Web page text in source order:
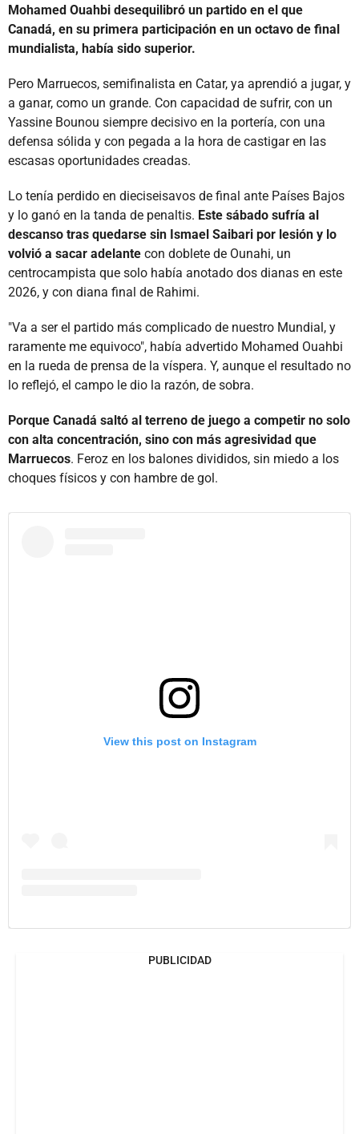
Mohamed Ouahbi desequilibró un partido en el que
Canadá, en su primera participación en un octavo de final
mundialista, había sido superior.
Pero Marruecos, semifinalista en Catar, ya aprendió a jugar, y
a ganar, como un grande. Con capacidad de sufrir, con un
Yassine Bounou siempre decisivo en la portería, con una
defensa sólida y con pegada a la hora de castigar en las
escasas oportunidades creadas.
Lo tenía perdido en dieciseisavos de final ante Países Bajos
y lo ganó en la tanda de penaltis. Este sábado sufría al
descanso tras quedarse sin Ismael Saibari por lesión y lo
volvió a sacar adelante con doblete de Ounahi, un
centrocampista que solo había anotado dos dianas en este
2026, y con diana final de Rahimi.
"Va a ser el partido más complicado de nuestro Mundial, y
raramente me equivoco", había advertido Mohamed Ouahbi
en la rueda de prensa de la víspera. Y, aunque el resultado no
lo reflejó, el campo le dio la razón, de sobra.
Porque Canadá saltó al terreno de juego a competir no solo
con alta concentración, sino con más agresividad que
Marruecos. Feroz en los balones divididos, sin miedo a los
choques físicos y con hambre de gol.
View this post on Instagram
PUBLICIDAD